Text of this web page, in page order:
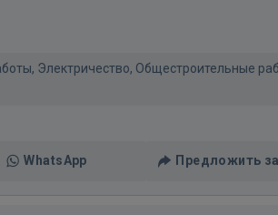
Электричество, Общестроительные
WhatsApp Предложить